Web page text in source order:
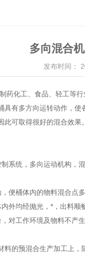
多向混合
发布时间：
药化工、食品、轻工等
具有多方向运转动作，
可取得很好的混合效果。
统，多向运动机构，
桶体内的物料混合点多
均经抛光，*，出料顺
工作环境及物料不产生
的预混合生产加工上，